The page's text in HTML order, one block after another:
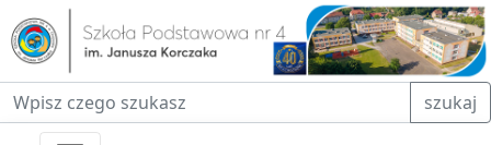
Fraza do wyszukiwania szukaj